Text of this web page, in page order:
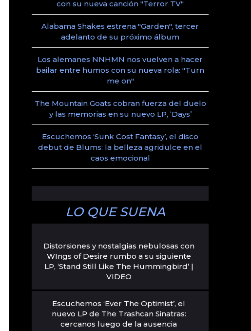
con su nueva canción "Terror TV"
Alabama Shakes estrena "Garden", tercer
adelanto de su próximo álbum
Los alemanes NNHMN nos vuelven a hacer
bailar entre humos con su nueva rola: "Turn
me on"
The Mountain Goats cobran fuerza del duelo
y las memorias en su nuevo LP, ‘Days’
Escuchemos ‘Sunk Cost Fantasy’, el disco
debut de Blums: la belleza agridulce en el
caos emocional
LO QUE SUENA
Distorsiones y nostalgias nebulosas con
WIngs of Desire rumbo a su siguiente
LP, ‘Stand Still Like The Hummingbird’ |
VIDEO
Escuchemos ‘Ever The Optimist’, el
nuevo LP de The Trashcan Sinatras:
cercanos luego de la ausencia